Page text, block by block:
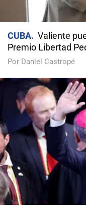
CUBA
Valiente
Premio Libertad
Por Daniel Castropé